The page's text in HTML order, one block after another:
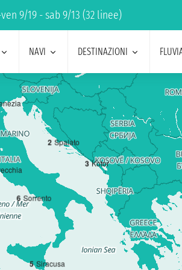
9/19 - sab 9/13 (32 linee)
NAVI DESTINAZIONI
2 Spalato
3 Kotor
5 Siracusa
6 Sorrento